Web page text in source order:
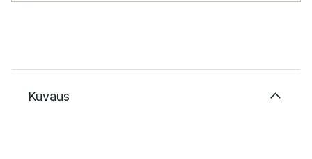
Kuvaus